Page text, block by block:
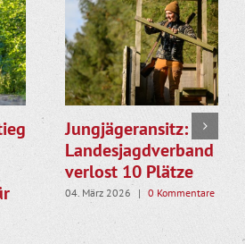
Jungjägeransitz:
Landesjagdverband
verlost 10 Plätze
04. März 2026 | 0 Kommentare